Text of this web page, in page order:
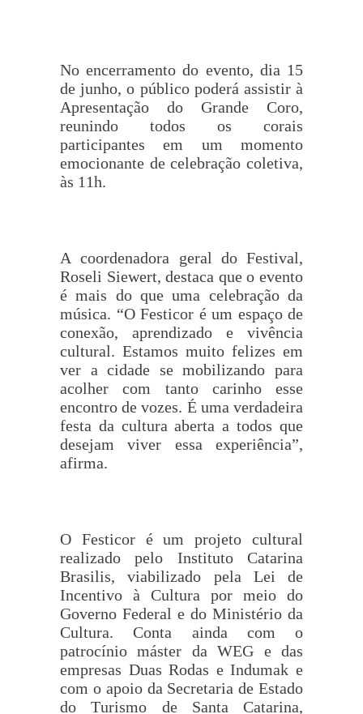
No encerramento do evento, dia 15
de junho, o público poderá assistir à
Apresentação do Grande Coro,
reunindo todos os corais
participantes em um momento
emocionante de celebração coletiva,
às 11h.
A coordenadora geral do Festival,
Roseli Siewert, destaca que o evento
é mais do que uma celebração da
música. “O Festicor é um espaço de
conexão, aprendizado e vivência
cultural. Estamos muito felizes em
ver a cidade se mobilizando para
acolher com tanto carinho esse
encontro de vozes. É uma verdadeira
festa da cultura aberta a todos que
desejam viver essa experiência”,
afirma.
O Festicor é um projeto cultural
realizado pelo Instituto Catarina
Brasilis, viabilizado pela Lei de
Incentivo à Cultura por meio do
Governo Federal e do Ministério da
Cultura. Conta ainda com o
patrocínio máster da WEG e das
empresas Duas Rodas e Indumak e
com o apoio da Secretaria de Estado
do Turismo de Santa Catarina,